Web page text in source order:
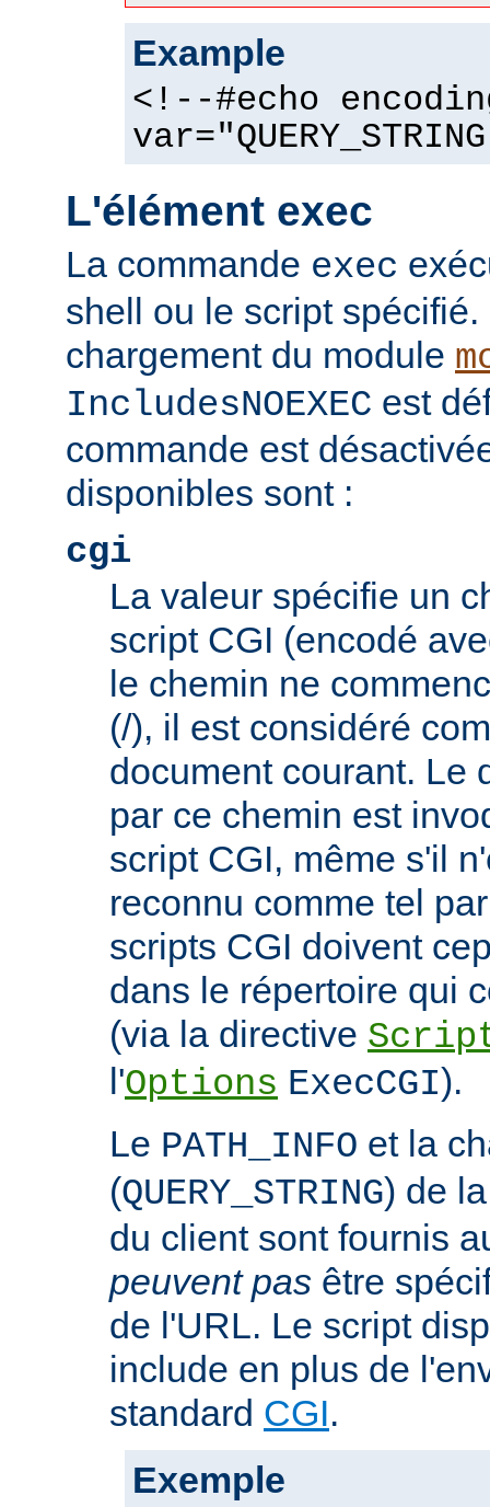
Example
<!--#echo
L'élément exec
La commande exec
shell ou le script
chargement du module
IncludesNOEXEC est
commande est
disponibles sont :
cgi
La valeur spécifie un
script CGI (encodé
le chemin ne
(/), il est considéré
document courant. Le
par ce chemin est
script CGI, même s'il
reconnu comme tel
scripts CGI doivent
dans le répertoire qui
(via la directive
l'Options ExecCGI).
Le PATH_INFO et la
(QUERY_STRING) de
du client sont fournis
peuvent pas être
de l'URL. Le script
include en plus de
standard CGI.
Exemple